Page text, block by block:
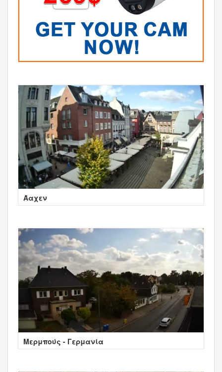
Άαχεν
Μερμπούς - Γερμανία